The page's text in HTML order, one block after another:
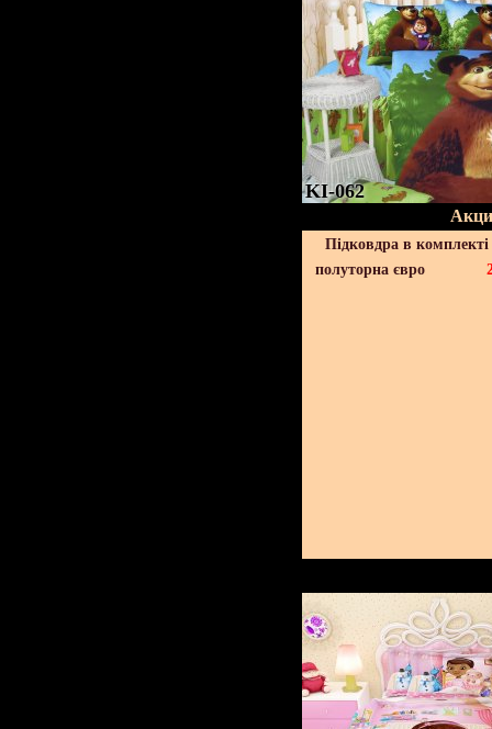
KI-062
Підковдра в
полуторна євро